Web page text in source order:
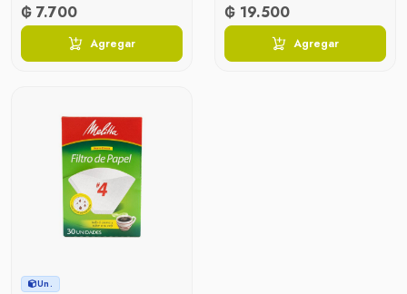
₲ 7.700
Agregar
₲ 19.500
Agregar
Un.